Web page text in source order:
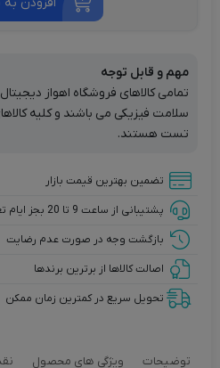
مهم و قابل توجه
تمامی کالاهای فروشگاه اهواز
سلامت فیزیکی می باشند و کلیه
تست هستند.
تضمین بهترین قیمت بازار
پشتیبانی از ساعت 9 تا 20 بجز ایام تعطیل
بازگشت وجه در صورت عدم رضایت
اصالت کالاها از برترین برندها
تحویل سریع در کمترین زمان ممکن
توضیحات ویژگی های محصول